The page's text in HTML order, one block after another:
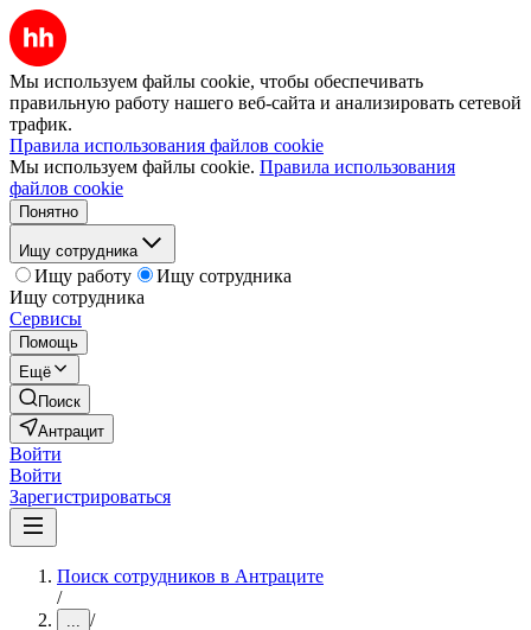
Мы используем файлы cookie, чтобы обеспечивать
правильную работу нашего веб-сайта и анализировать сетевой
трафик.
Правила использования файлов cookie
Мы используем файлы cookie. Правила использования
файлов cookie
Понятно
Ищу сотрудника
Ищу работу
Ищу сотрудника
Ищу сотрудника
Сервисы
Помощь
Ещё
Поиск
Антрацит
Войти
Войти
Зарегистрироваться
Поиск сотрудников в Антраците
/
... /